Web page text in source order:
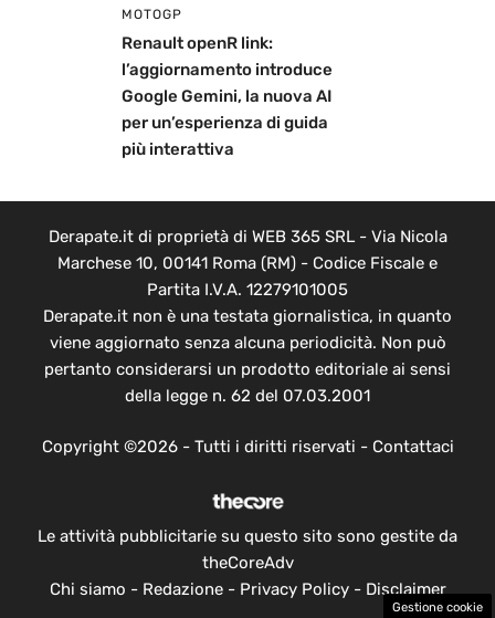
MOTOGP
Renault openR link:
l’aggiornamento introduce
Google Gemini, la nuova AI
per un’esperienza di guida
più interattiva
Derapate.it di proprietà di WEB 365 SRL - Via Nicola
Marchese 10, 00141 Roma (RM) - Codice Fiscale e
Partita I.V.A. 12279101005
Derapate.it non è una testata giornalistica, in quanto
viene aggiornato senza alcuna periodicità. Non può
pertanto considerarsi un prodotto editoriale ai sensi
della legge n. 62 del 07.03.2001
Copyright ©2026 - Tutti i diritti riservati - Contattaci
Le attività pubblicitarie su questo sito sono gestite da
theCoreAdv
Chi siamo - Redazione- Privacy Policy- Disclaimer
Gestione cookie